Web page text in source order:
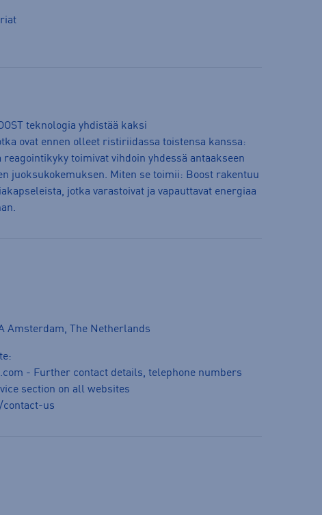
teknologia yhdistää kaksi
ovat ennen olleet ristiriidassa toistensa kanssa:
toimivat vihdoin yhdessä antaakseen
juoksukokemuksen. Miten se toimii: Boost rakentuu
jotka varastoivat ja vapauttavat energiaa
Amsterdam, The Netherlands
- Further contact details, telephone numbers
section on all websites
us